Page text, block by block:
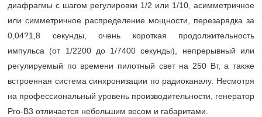
диафрагмы с шагом регулировки 1/2 или 1/10, асимметричное
или симметричное распределение мощности, перезарядка за
0,04?1,8 секунды, очень короткая продолжительность
импульса (от 1/2200 до 1/7400 секунды), непрерывный или
регулируемый по времени пилотный свет на 250 Вт, а также
встроенная система синхронизации по радиоканалу. Несмотря
на профессиональный уровень производительности, генератор
Pro-B3 отличается небольшим весом и габаритами.